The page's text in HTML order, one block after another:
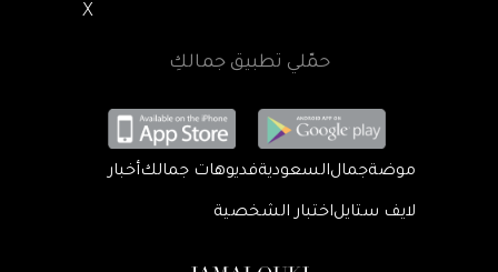
X
حمّلي تطبيق جمالكِ
موضةجمالالسعوديةفديوهات جمالكأخبار
لايف ستايلاختبار الشخصية